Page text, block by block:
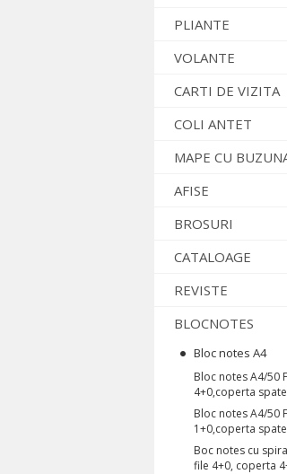
PLIANTE
VOLANTE
CARTI DE VIZITA
COLI ANTET
MAPE CU
AFISE
BROSURI
CATALOAGE
REVISTE
BLOCNOTES
Bloc notes A4
Bloc notes A4/50
4+0,coperta
Bloc notes A4/50
1+0,coperta
Boc notes cu
file 4+0, coperta